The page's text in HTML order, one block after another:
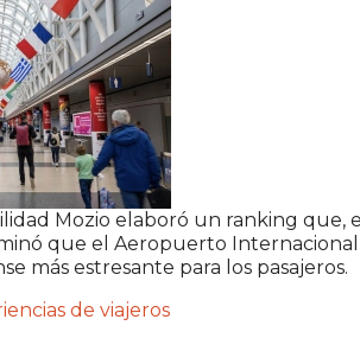
Mozio elaboró un ranking que,
que el Aeropuerto
más estresante para los pasajeros.
de viajeros